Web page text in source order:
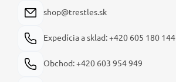
shop@trestles.sk
Expedícia a sklad: +420 605 180 144
Obchod: +420 603 954 949